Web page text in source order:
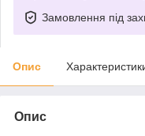
Замовлення під
Опис
Опис